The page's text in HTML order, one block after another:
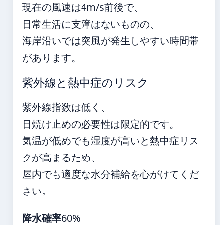
現在の風速は4m/s前後で、
日常生活に支障はないものの、
海岸沿いでは突風が発生しやすい時間帯
があります。
紫外線と熱中症のリスク
紫外線指数は低く、
日焼け止めの必要性は限定的です。
気温が低めでも湿度が高いと熱中症リス
クが高まるため、
屋内でも適度な水分補給を心がけてくだ
さい。
降水確率60%